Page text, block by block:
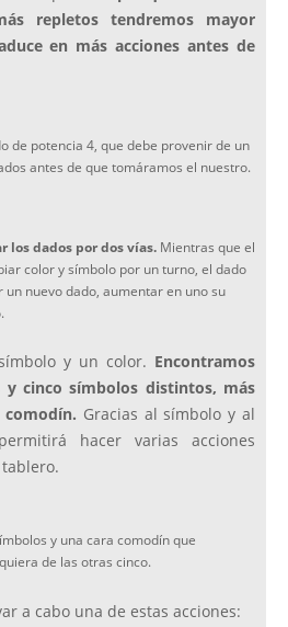
repletos tendremos mayor
en más acciones antes de
de potencia 4, que debe provenir de un
antes de que tomáramos el nuestro.
los dados por dos vías. Mientras que el
color y símbolo por un turno, el dado
nuevo dado, aumentar en uno su
y un color. Encontramos
y cinco símbolos distintos, más
Gracias al símbolo y al
hacer varias acciones
y una cara comodín que
de las otras cinco.
a cabo una de estas acciones: